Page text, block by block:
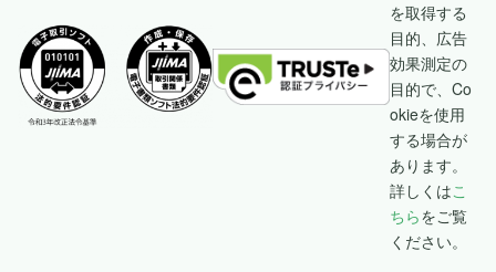
を取得する
目的、広告
効果測定の
目的で、Co
okieを使用
する場合が
あります。
詳しくはこ
ちらをご覧
ください。